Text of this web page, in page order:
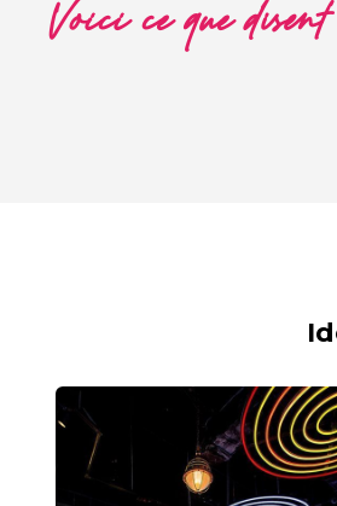
Voici ce que